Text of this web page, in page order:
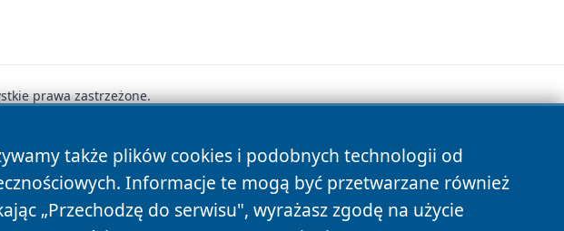
także plików cookies i podobnych technologii od
Informacje te mogą być przetwarzane również
„Przechodzę do serwisu", wyrażasz zgodę na użycie
prawa zastrzeżone.
Polityka Cookies